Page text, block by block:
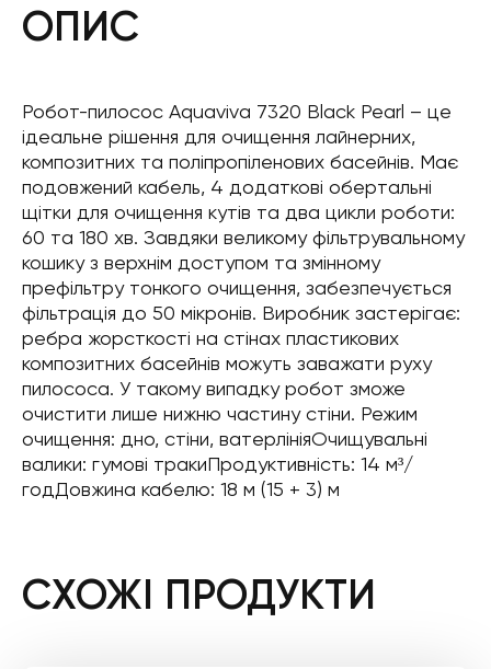
ОПИС
Робот-пилосос Aquaviva 7320 Black Pearl – це
ідеальне рішення для очищення лайнерних,
композитних та поліпропіленових басейнів. Має
подовжений кабель, 4 додаткові обертальні
щітки для очищення кутів та два цикли роботи:
60 та 180 хв. Завдяки великому фільтрувальному
кошику з верхнім доступом та змінному
префільтру тонкого очищення, забезпечується
фільтрація до 50 мікронів. Виробник застерігає:
ребра жорсткості на стінах пластикових
композитних басейнів можуть заважати руху
пилососа. У такому випадку робот зможе
очистити лише нижню частину стіни. Режим
очищення: дно, стіни, ватерлініяОчищувальні
валики: гумові тракиПродуктивність: 14 м³/
годДовжина кабелю: 18 м (15 + 3) м
СХОЖІ ПРОДУКТИ